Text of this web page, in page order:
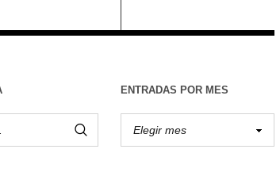
ENTRADAS POR MES